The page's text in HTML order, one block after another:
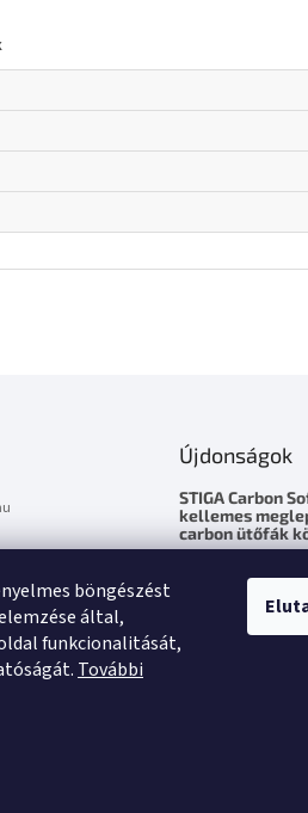
böngészést
által,
funkcionalitását,
További
Újdonságok
STIGA Carbon
kellemes
carbon ütőfák
STIGA Carbon
meglepetés a
között
STIGA egyik 2026...